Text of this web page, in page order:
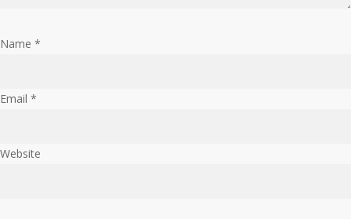
Name *
Email *
Website